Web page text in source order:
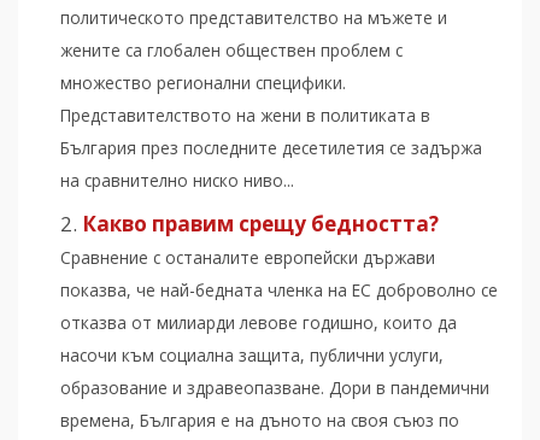
политическото представителство на мъжете и
жените са глобален обществен проблем с
множество регионални специфики.
Представителството на жени в политиката в
България през последните десетилетия се задържа
на сравнително ниско ниво...
Какво правим срещу бедността?
Сравнение с останалите европейски държави
показва, че най-бедната членка на ЕС доброволно се
отказва от милиарди левове годишно, които да
насочи към социална защита, публични услуги,
образование и здравеопазване. Дори в пандемични
времена, България е на дъното на своя съюз по